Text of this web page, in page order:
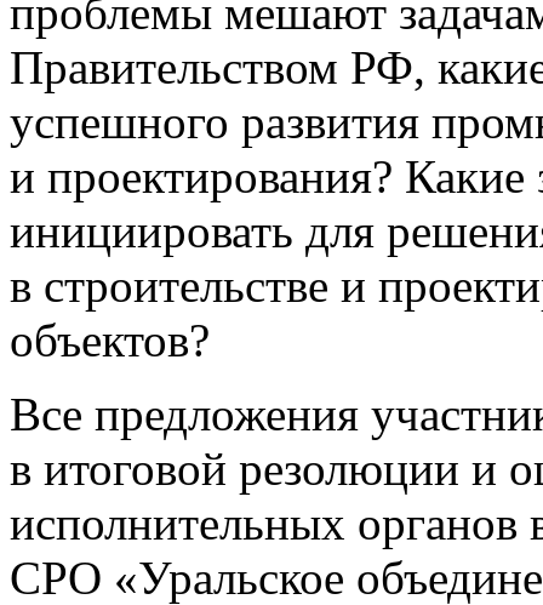
проблемы мешают
Правительством РФ,
успешного развития
и проектирования?
инициировать для
в строительстве и
объектов?
Все предложения
в итоговой резолюции и
исполнительных органов
СРО «Уральское